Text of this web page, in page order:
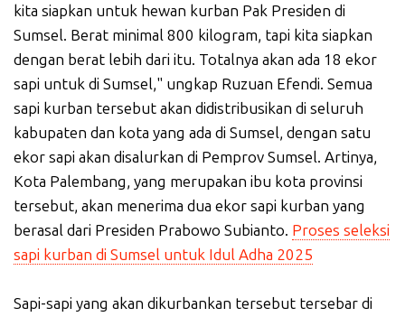
kita siapkan untuk hewan kurban Pak Presiden di
Sumsel. Berat minimal 800 kilogram, tapi kita siapkan
dengan berat lebih dari itu. Totalnya akan ada 18 ekor
sapi untuk di Sumsel," ungkap Ruzuan Efendi. Semua
sapi kurban tersebut akan didistribusikan di seluruh
kabupaten dan kota yang ada di Sumsel, dengan satu
ekor sapi akan disalurkan di Pemprov Sumsel. Artinya,
Kota Palembang, yang merupakan ibu kota provinsi
tersebut, akan menerima dua ekor sapi kurban yang
berasal dari Presiden Prabowo Subianto. Proses seleksi
sapi kurban di Sumsel untuk Idul Adha 2025
Sapi-sapi yang akan dikurbankan tersebut tersebar di